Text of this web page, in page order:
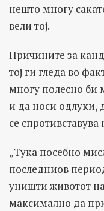
нешто многу
вели тој.
Причините за
тој ги гледа во
многу полесно би
и да носи одлуки,
се
„Тука посебно
последниов
уништи животот
максимално да